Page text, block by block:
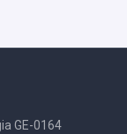
GE-0164